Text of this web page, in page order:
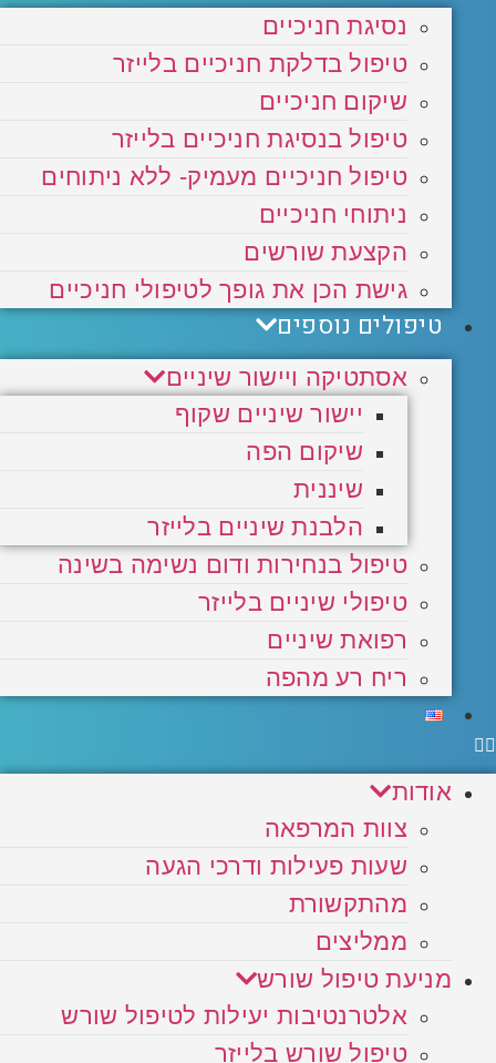
נסיגת חניכיים
טיפול בדלקת חניכיים בלייזר
שיקום חניכיים
טיפול בנסיגת חניכיים בלייזר
טיפול חניכיים מעמיק- ללא ניתוחים
ניתוחי חניכיים
הקצעת שורשים
גישת הכן את גופך לטיפולי חניכיים
טיפולים נוספים
אסתטיקה ויישור שיניים
יישור שיניים שקוף
שיקום הפה
שיננית
הלבנת שיניים בלייזר
טיפול בנחירות ודום נשימה בשינה
טיפולי שיניים בלייזר
רפואת שיניים
ריח רע מהפה
אודות
צוות המרפאה
שעות פעילות ודרכי הגעה
מהתקשורת
ממליצים
מניעת טיפול שורש
אלטרנטיבות יעילות לטיפול שורש
טיפול שורש בלייזר